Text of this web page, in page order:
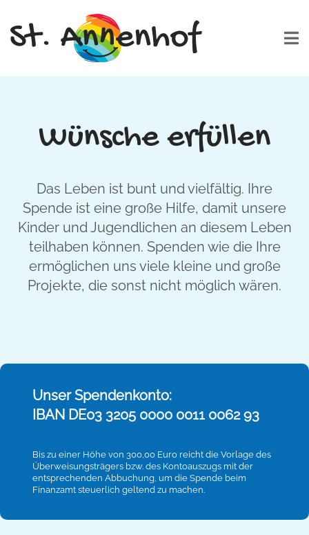
Wünsche erfüllen
Das Leben ist bunt und vielfältig. Ihre
Spende ist eine große Hilfe, damit unsere
Kinder und Jugendlichen an diesem Leben
teilhaben können. Spenden wie die Ihre
ermöglichen uns viele kleine und große
Projekte, die sonst nicht möglich wären.
Unser Spendenkonto:
IBAN DE03 3205 0000 0011 0062 93
Bis zu einer Höhe von 300,00 Euro reicht die Vorlage des
Überweisungsträgers bzw. des Kontoauszugs mit der
entsprechenden Abbuchung, um die Spende beim
Finanzamt steuerlich geltend zu machen.